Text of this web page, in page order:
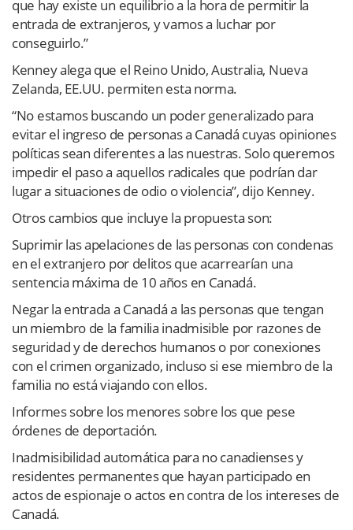
que hay existe un equilibrio a la hora de permitir la
entrada de extranjeros, y vamos a luchar por
conseguirlo.”
Kenney alega que el Reino Unido, Australia, Nueva
Zelanda, EE.UU. permiten esta norma.
“No estamos buscando un poder generalizado para
evitar el ingreso de personas a Canadá cuyas opiniones
políticas sean diferentes a las nuestras. Solo queremos
impedir el paso a aquellos radicales que podrían dar
lugar a situaciones de odio o violencia”, dijo Kenney.
Otros cambios que incluye la propuesta son:
Suprimir las apelaciones de las personas con condenas
en el extranjero por delitos que acarrearían una
sentencia máxima de 10 años en Canadá.
Negar la entrada a Canadá a las personas que tengan
un miembro de la familia inadmisible por razones de
seguridad y de derechos humanos o por conexiones
con el crimen organizado, incluso si ese miembro de la
familia no está viajando con ellos.
Informes sobre los menores sobre los que pese
órdenes de deportación.
Inadmisibilidad automática para no canadienses y
residentes permanentes que hayan participado en
actos de espionaje o actos en contra de los intereses de
Canadá.